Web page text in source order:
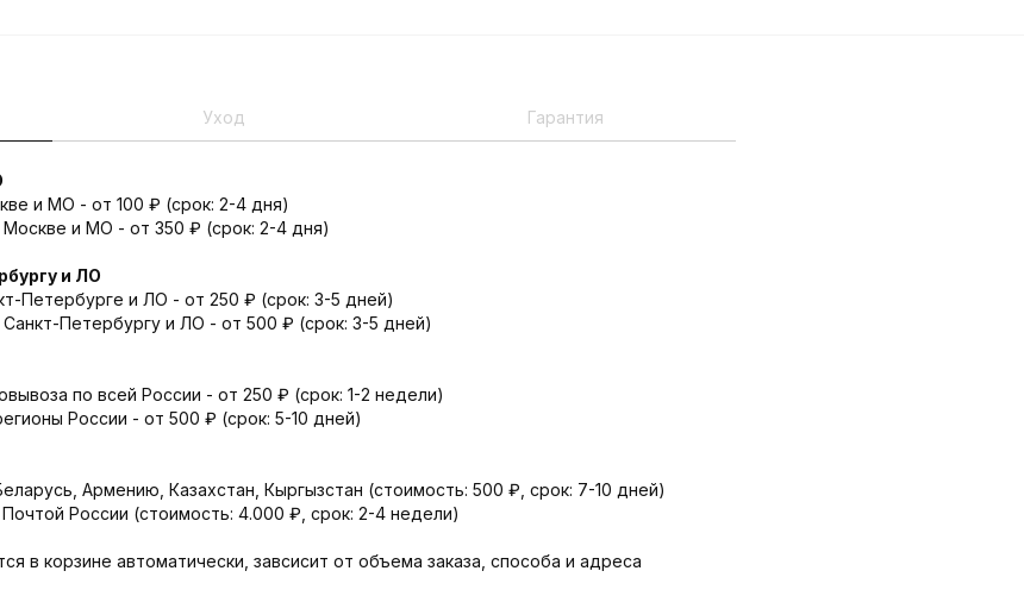
Уход Гарантия
и МО - от 100 ₽ (срок: 2-4 дня)
и МО - от 350 ₽ (срок: 2-4 дня)
и ЛО
Петербурге и ЛО - от 250 ₽ (срок: 3-5 дней)
Петербургу и ЛО - от 500 ₽ (срок: 3-5 дней)
по всей России - от 250 ₽ (срок: 1-2 недели)
России - от 500 ₽ (срок: 5-10 дней)
Армению, Казахстан, Кыргызстан (стоимость: 500 ₽, срок: 7-10 дней)
России (стоимость: 4.000 ₽, срок: 2-4 недели)
в корзине автоматически, завсисит от объема заказа, способа и адреса